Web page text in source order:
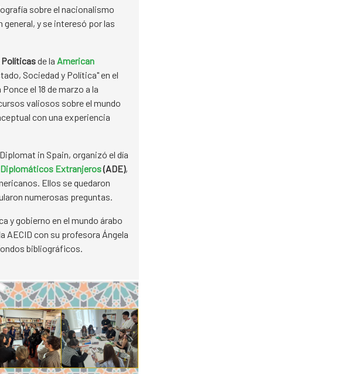
sobre el nacionalismo
y se interesó por las
Políticasde la American
Sociedad y Política" en el
el 18 de marzo a la
valiosos sobre el mundo
con una experiencia
in Spain, organizó el día
Extranjeros(ADE),
Ellos se quedaron
numerosas preguntas.
y gobierno en el mundo árabo
AECID con su profesora Ángela
bibliográficos.